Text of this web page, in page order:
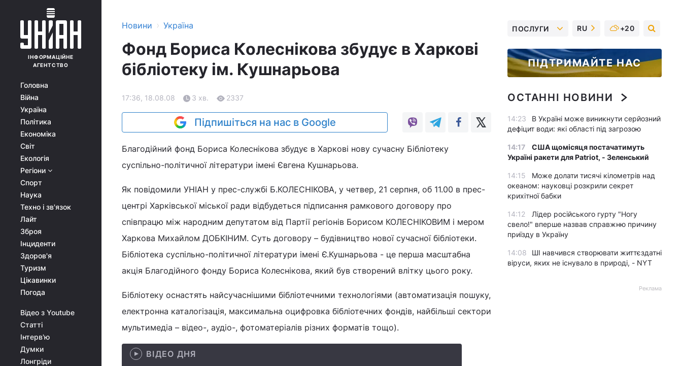
ІНФОРМАЦІЙНЕ
АГЕНТСТВО
Головна
Війна
Україна
Політика
Економіка
Світ
Екологія
Регіони
Спорт
Наука
Техно і зв'язок
Лайт
Зброя
Інциденти
Здоров'я
Туризм
Цікавинки
Погода
Відео з Youtube
Статті
Інтерв'ю
Думки
Лонгріди
Новини › Україна
Фонд Бориса Колеснікова збудує в Харкові
бібліотеку ім. Кушнарьова
17:36, 18.08.08 3 хв. 2337
Підпишіться на нас в Google
Благодійний фонд Бориса Колеснікова збудує в Харкові нову сучасну Бібліотеку
суспільно-політичної літератури імені Євгена Кушнарьова.
Як повідомили УНІАН у прес-службі Б.КОЛЕСНІКОВА, у четвер, 21 серпня, об 11.00 в прес-
центрі Харківської міської ради відбудеться підписання рамкового договору про
співпрацю між народним депутатом від Партії регіонів Борисом КОЛЕСНІКОВИМ і мером
Харкова Михайлом ДОБКІНИМ. Суть договору – будівництво нової сучасної бібліотеки.
Бібліотека суспільно-політичної літератури імені Є.Кушнарьова - це перша масштабна
акція Благодійного фонду Бориса Колеснікова, який був створений влітку цього року.
Бібліотеку оснастять найсучаснішими бібліотечними технологіями (автоматизація пошуку,
електронна каталогізація, максимальна оцифровка бібліотечних фондів, найбільші сектори
мультимедіа – відео-, аудіо-, фотоматеріалів різних форматів тощо).
ВІДЕО ДНЯ
ПОСЛУГИ RU +20
ПІДТРИМАЙТЕ НАС
ОСТАННІ НОВИНИ
14:23
В Україні може виникнути серйозний
дефіцит води: які області під загрозою
14:17
США щомісяця постачатимуть
Україні ракети для Patriot, - Зеленський
14:15
Може долати тисячі кілометрів над
океаном: науковці розкрили секрет
крихітної бабки
14:12
Лідер російського гурту "Ногу
свело!" вперше назвав справжню причину
приїзду в Україну
14:08
ШІ навчився створювати життєздатні
віруси, яких не існувало в природі, - NYT
Реклама